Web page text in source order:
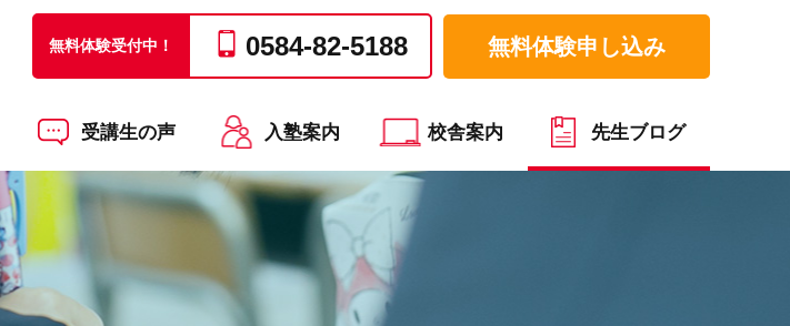
無料体験受付中！ 0584-82-5188 無料体験申し込み
受講生の声 入塾案内 校舎案内 先生ブログ